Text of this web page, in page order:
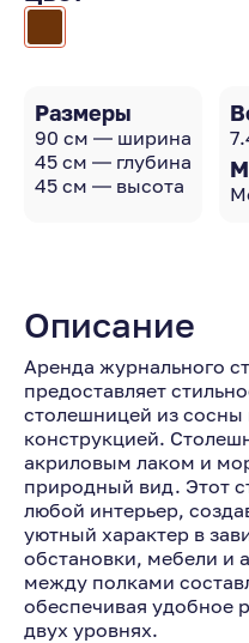
Размеры
90 см — ширина
45 см — глубина
45 см — высота
Описание
Аренда журнального
предоставляет
столешницей из сосны
конструкцией.
акриловым лаком и
природный вид. Этот
любой интерьер,
уютный характер в
обстановки, мебели и
между полками
обеспечивая удобное
двух уровнях.